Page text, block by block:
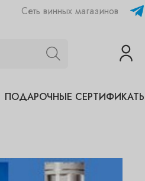
Сеть винных магазинов
ПОДАРОЧНЫЕ